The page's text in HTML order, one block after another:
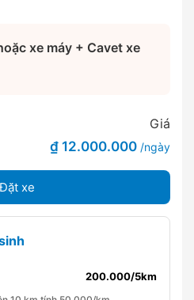
xe máy + Cavet xe
Giá
₫ 12.000.000 /ngày
xe
200.000/5km